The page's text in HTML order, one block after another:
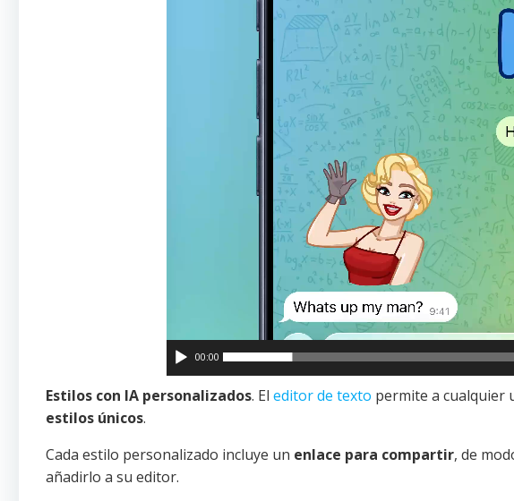
00:00
Estilos con IA personalizados. El editor de texto permite a cualquier
estilos únicos.
Cada estilo personalizado incluye un enlace para compartir, de
añadirlo a su editor.